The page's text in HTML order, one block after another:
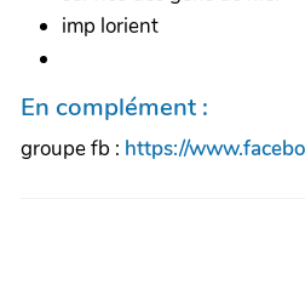
imp lorient
En complément :
groupe fb : https://